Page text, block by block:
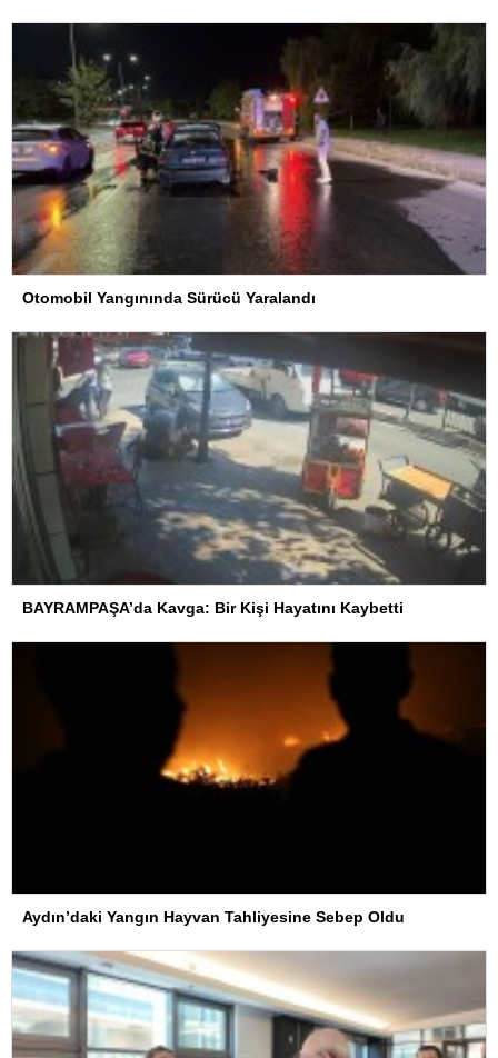
Otomobil Yangınında Sürücü Yaralandı
BAYRAMPAŞA’da Kavga: Bir Kişi Hayatını Kaybetti
Aydın’daki Yangın Hayvan Tahliyesine Sebep Oldu